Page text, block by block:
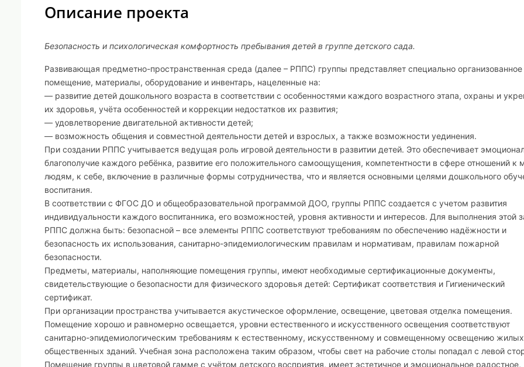
Описание проекта
Безопасность и психологическая комфортность пребывания детей в группе детского сада.
Развивающая предметно-пространственная среда (далее – РППС) группы представляет специально организованное
помещение, материалы, оборудование и инвентарь, нацеленные на:
— развитие детей дошкольного возраста в соответствии с особенностями каждого возрастного этапа, охраны и
их здоровья, учёта особенностей и коррекции недостатков их развития;
— удовлетворение двигательной активности детей;
— возможность общения и совместной деятельности детей и взрослых, а также возможности уединения.
При создании РППС учитывается ведущая роль игровой деятельности в развитии детей. Это обеспечивает
благополучие каждого ребёнка, развитие его положительного самоощущения, компетентности в сфере отношений к
людям, к себе, включение в различные формы сотрудничества, что и является основными целями дошкольного
воспитания.
В соответствии с ФГОС ДО и общеобразовательной программой ДОО, группы РППС создается с учетом развития
индивидуальности каждого воспитанника, его возможностей, уровня активности и интересов. Для выполнения этой
РППС должна быть: безопасной – все элементы РППС соответствуют требованиям по обеспечению надёжности и
безопасность их использования, санитарно-эпидемиологическим правилам и нормативам, правилам пожарной
безопасности.
Предметы, материалы, наполняющие помещения группы, имеют необходимые сертификационные документы,
свидетельствующие о безопасности для физического здоровья детей: Сертификат соответствия и Гигиенический
сертификат.
При организации пространства учитывается акустическое оформление, освещение, цветовая отделка помещения.
Помещение хорошо и равномерно освещается, уровни естественного и искусственного освещения соответствуют
санитарно-эпидемиологическим требованиям к естественному, искусственному и совмещенному освещению
общественных зданий. Учебная зона расположена таким образом, чтобы свет на рабочие столы попадал с левой
Помещение группы в цветовой гамме с учётом детского восприятия, имеет эстетичное и эмоциональное радостное,